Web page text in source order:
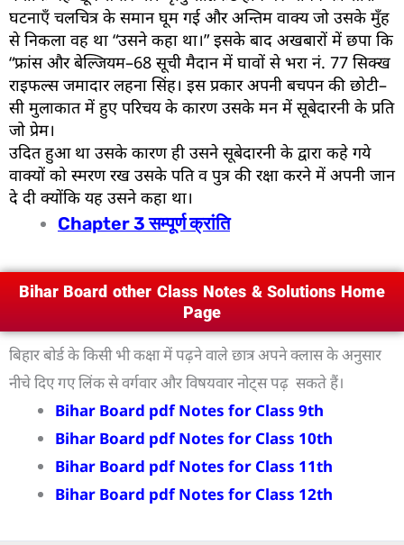
घटनाएँ चलचित्र के समान घूम गई और अन्तिम वाक्य जो उसके मुँह
से निकला वह था “उसने कहा था।” इसके बाद अखबारों में छपा कि
“फ्रांस और बेल्जियम–68 सूची मैदान में घावों से भरा नं. 77 सिक्ख
राइफल्स जमादार लहना सिंह। इस प्रकार अपनी बचपन की छोटी–
सी मुलाकात में हुए परिचय के कारण उसके मन में सूबेदारनी के प्रति
जो प्रेम।
उदित हुआ था उसके कारण ही उसने सूबेदारनी के द्वारा कहे गये
वाक्यों को स्मरण रख उसके पति व पुत्र की रक्षा करने में अपनी जान
दे दी क्योंकि यह उसने कहा था।
Chapter 3 सम्पूर्ण क्रांति
Bihar Board other Class Notes & Solutions Home
Page
बिहार बोर्ड के किसी भी कक्षा में पढ़ने वाले छात्र अपने क्लास के अनुसार
नीचे दिए गए लिंक से वर्गवार और विषयवार नोट्स पढ़ सकते हैं।
Bihar Board pdf Notes for Class 9th
Bihar Board pdf Notes for Class 10th
Bihar Board pdf Notes for Class 11th
Bihar Board pdf Notes for Class 12th